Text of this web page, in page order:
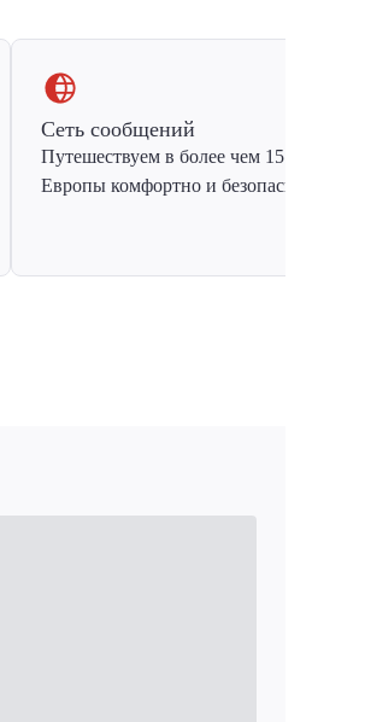
Сеть сообщений
Путешествуем в более чем 15 стран
Европы комфортно и безопасно.